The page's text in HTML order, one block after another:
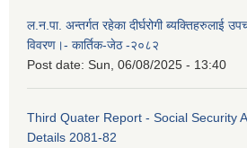
ल.न.पा. अन्तर्गत रहेका दीर्घरोगी ब्यक्तिहरुलाई
विवरण।- कार्तिक-जेठ -२०८२
Post date: Sun, 06/08/2025 - 13:40
Third Quater Report - Social Security
Details 2081-82